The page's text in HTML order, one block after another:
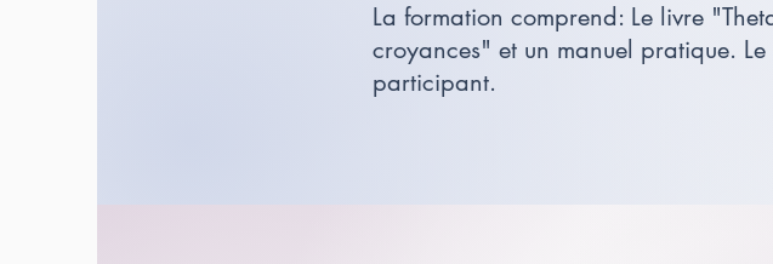
La formation comprend: Le livre
croyances" et un manuel pratique.
participant.